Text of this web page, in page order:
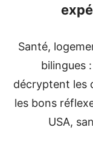
Santé,
bilingues
décryptent les
les bons
USA,